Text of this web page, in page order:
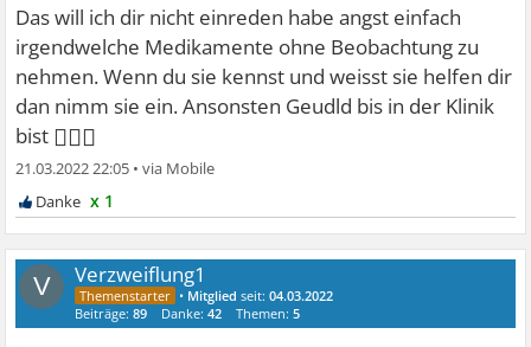
Das will ich dir nicht einreden habe angst einfach
irgendwelche Medikamente ohne Beobachtung zu
nehmen. Wenn du sie kennst und weisst sie helfen dir
dan nimm sie ein. Ansonsten Geudld bis in der Klinik
bist 🤷🏽‍♀
21.03.2022 22:05 •
x 1
V Verzweiflung1
• Mitglied seit:04.03.2022
Beiträge:89 Danke:42 Themen:5